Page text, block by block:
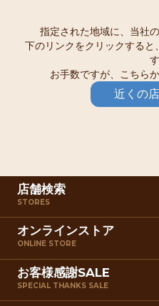
指定された地域に、当社
下のリンクをクリックすると
す
お手数ですが、こちら
近くの
店舗検索
STORES
オンラインストア
ONLINE STORE
お客様感謝SALE
SPECIAL THANKS SALE